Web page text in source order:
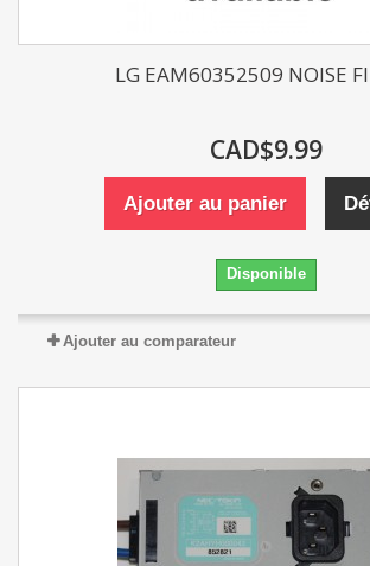
LG EAM60352509 NOISE
CAD$9.99
Ajouter au panier
Disponible
Ajouter au comparateur